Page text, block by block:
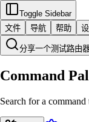
Toggle Sidebar
文件
导航 帮助
分享一个测试路由
Command
Search for a command